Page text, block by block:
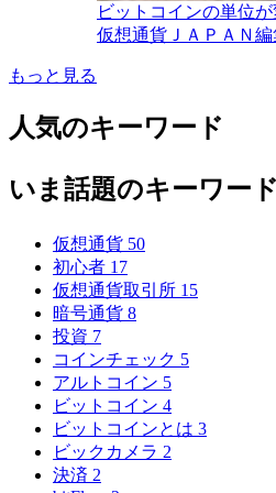
ビットコインの単位
仮想通貨ＪＡＰＡＮ編
もっと見る
人気のキーワード
いま話題のキーワード
仮想通貨 50
初心者 17
仮想通貨取引所 15
暗号通貨 8
投資 7
コインチェック 5
アルトコイン 5
ビットコイン 4
ビットコインとは 3
ビックカメラ 2
決済 2